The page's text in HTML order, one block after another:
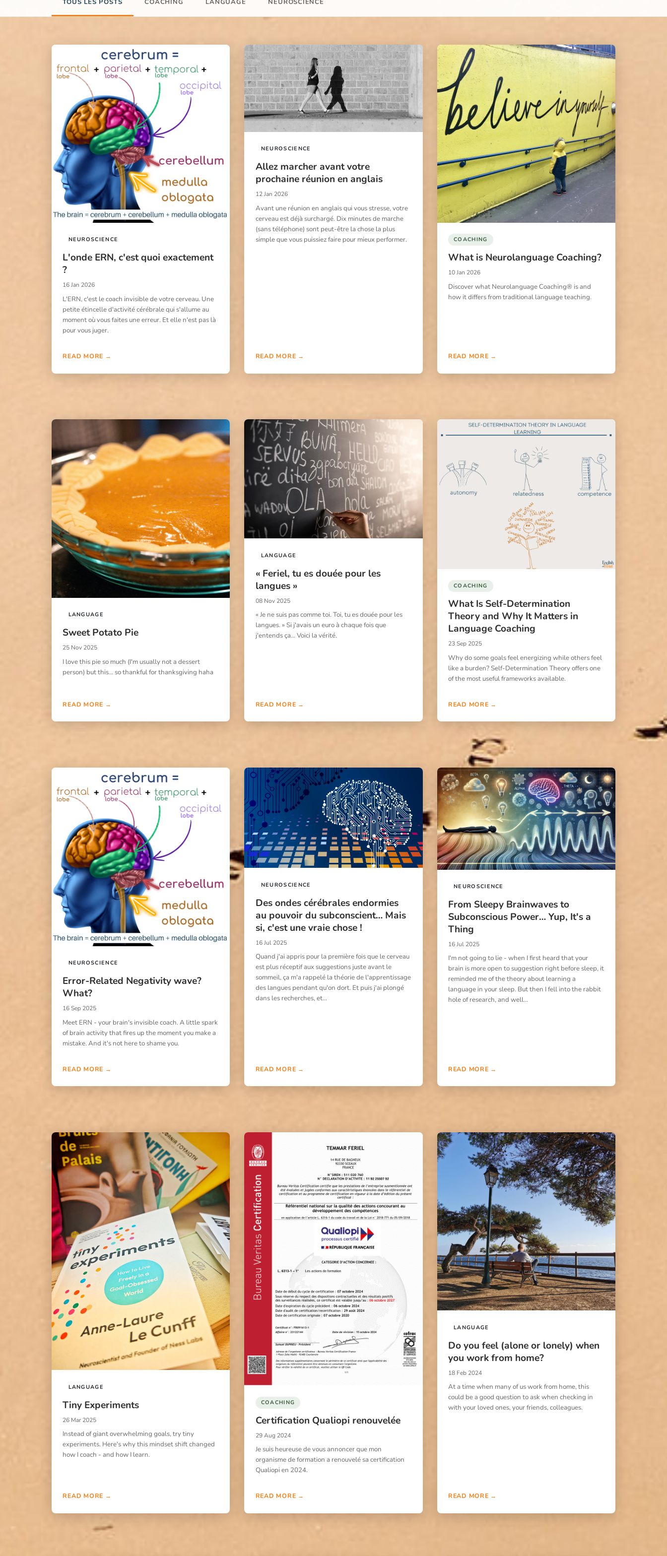
NEUROSCIENCE
L'onde ERN, c'est quoi exactement
?
16 Jan 2026
L'ERN, c'est le coach invisible de votre cerveau. Une
petite étincelle d'activité cérébrale qui s'allume au
moment où vous faites une erreur. Et elle n'est pas là
pour vous juger.
READ MORE →
NEUROSCIENCE
Allez marcher avant votre
prochaine réunion en anglais
12 Jan 2026
Avant une réunion en anglais qui vous stresse, votre
cerveau est déjà surchargé. Dix minutes de marche
(sans téléphone) sont peut-être la chose la plus
simple que vous puissiez faire pour mieux performer.
READ MORE →
COACHING
What is Neurolanguage Coaching?
10 Jan 2026
Discover what Neurolanguage Coaching® is and
how it differs from traditional language teaching.
READ MORE →
LANGUAGE
Sweet Potato Pie
25 Nov 2025
I love this pie so much (I'm usually not a dessert
person) but this… so thankful for thanksgiving haha
READ MORE →
LANGUAGE
« Feriel, tu es douée pour les
langues »
08 Nov 2025
« Je ne suis pas comme toi. Toi, tu es douée pour les
langues. » Si j'avais un euro à chaque fois que
j'entends ça... Voici la vérité.
READ MORE →
COACHING
What Is Self-Determination
Theory and Why It Matters in
Language Coaching
23 Sep 2025
Why do some goals feel energizing while others feel
like a burden? Self-Determination Theory offers one
of the most useful frameworks available.
READ MORE →
NEUROSCIENCE
Error-Related Negativity wave?
What?
16 Sep 2025
Meet ERN - your brain's invisible coach. A little spark
of brain activity that fires up the moment you make a
mistake. And it's not here to shame you.
READ MORE →
NEUROSCIENCE
Des ondes cérébrales endormies
au pouvoir du subconscient… Mais
si, c'est une vraie chose !
16 Jul 2025
Quand j'ai appris pour la première fois que le cerveau
est plus réceptif aux suggestions juste avant le
sommeil, ça m'a rappelé la théorie de l'apprentissage
des langues pendant qu'on dort. Et puis j'ai plongé
dans les recherches, et…
READ MORE →
NEUROSCIENCE
From Sleepy Brainwaves to
Subconscious Power… Yup, It's a
Thing
16 Jul 2025
I'm not going to lie - when I first heard that your
brain is more open to suggestion right before sleep, it
reminded me of the theory about learning a
language in your sleep. But then I fell into the rabbit
hole of research, and well…
READ MORE →
LANGUAGE
Tiny Experiments
26 Mar 2025
Instead of giant overwhelming goals, try tiny
experiments. Here's why this mindset shift changed
how I coach - and how I learn.
READ MORE →
COACHING
Certification Qualiopi renouvelée
29 Aug 2024
Je suis heureuse de vous annoncer que mon
organisme de formation a renouvelé sa certification
Qualiopi en 2024.
READ MORE →
LANGUAGE
Do you feel (alone or lonely) when
you work from home?
18 Feb 2024
At a time when many of us work from home, this
could be a good question to ask when checking in
with your loved ones, your friends, colleagues.
READ MORE →